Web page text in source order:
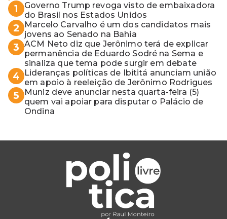
1
Governo Trump revoga visto de embaixadora
do Brasil nos Estados Unidos
2
Marcelo Carvalho é um dos candidatos mais
jovens ao Senado na Bahia
3 ACM Neto diz que Jerônimo terá de explicar
permanência de Eduardo Sodré na Sema e
sinaliza que tema pode surgir em debate
4
Lideranças políticas de Ibititá anunciam união
em apoio à reeleição de Jerônimo Rodrigues
5
Muniz deve anunciar nesta quarta-feira (5)
quem vai apoiar para disputar o Palácio de
Ondina